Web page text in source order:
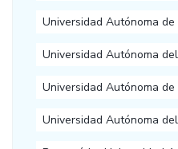
Universidad Autónoma
Universidad Autónoma
Universidad Autónoma de
Universidad Autónoma